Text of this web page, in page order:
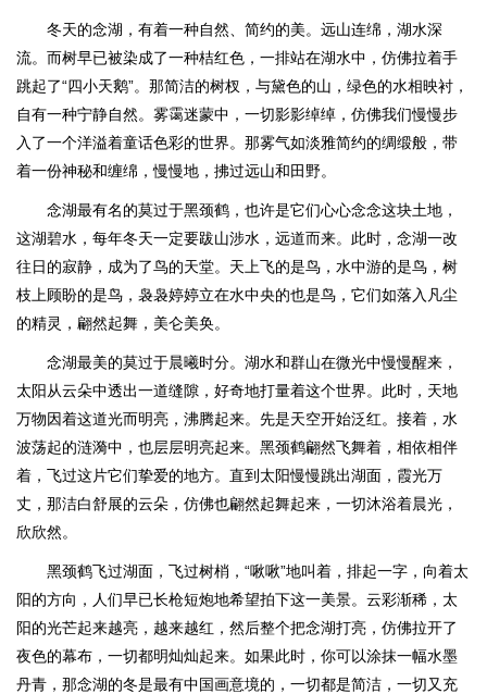
冬天的念湖，有着一种自然、简约的美。远山连绵，湖水深
流。而树早已被染成了一种桔红色，一排站在湖水中，仿佛拉着手
跳起了“四小天鹅”。那简洁的树杈，与黛色的山，绿色的水相映衬，
自有一种宁静自然。雾霭迷蒙中，一切影影绰绰，仿佛我们慢慢步
入了一个洋溢着童话色彩的世界。那雾气如淡雅简约的绸缎般，带
着一份神秘和缠绵，慢慢地，拂过远山和田野。
念湖最有名的莫过于黑颈鹤，也许是它们心心念念这块土地，
这湖碧水，每年冬天一定要跋山涉水，远道而来。此时，念湖一改
往日的寂静，成为了鸟的天堂。天上飞的是鸟，水中游的是鸟，树
枝上顾盼的是鸟，袅袅婷婷立在水中央的也是鸟，它们如落入凡尘
的精灵，翩然起舞，美仑美奂。
念湖最美的莫过于晨曦时分。湖水和群山在微光中慢慢醒来，
太阳从云朵中透出一道缝隙，好奇地打量着这个世界。此时，天地
万物因着这道光而明亮，沸腾起来。先是天空开始泛红。接着，水
波荡起的涟漪中，也层层明亮起来。黑颈鹤翩然飞舞着，相依相伴
着，飞过这片它们挚爱的地方。直到太阳慢慢跳出湖面，霞光万
丈，那洁白舒展的云朵，仿佛也翩然起舞起来，一切沐浴着晨光，
欣欣然。
黑颈鹤飞过湖面，飞过树梢，“啾啾”地叫着，排起一字，向着太
阳的方向，人们早已长枪短炮地希望拍下这一美景。云彩渐稀，太
阳的光芒起来越亮，越来越红，然后整个把念湖打亮，仿佛拉开了
夜色的幕布，一切都明灿灿起来。如果此时，你可以涂抹一幅水墨
丹青，那念湖的冬是最有中国画意境的，一切都是简洁，一切又充